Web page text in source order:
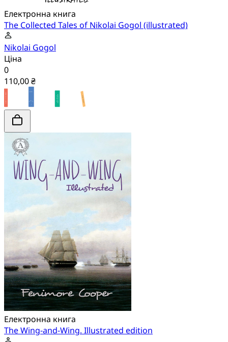
Електронна книга
The Collected Tales of Nikolai Gogol (illustrated)
Nikolai Gogol
Ціна
0
110,00 ₴
Електронна книга
The Wing-and-Wing. Illustrated edition